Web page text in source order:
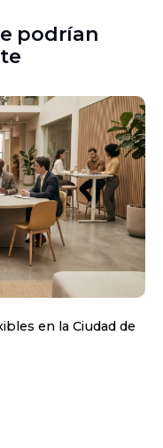
podrían
en la Ciudad de